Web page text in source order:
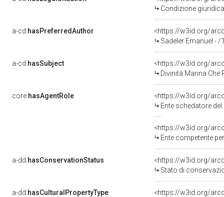
Condizione
a-cd:hasPreferredAuthor
<https://w3id.org/
Sadeler Emanuel - /
a-cd:hasSubject
<https://w3id.org/
Divinità Marina Che
core:hasAgentRole
<https://w3id.org/
Ente schedatore del
<https://w3id.org/
Ente competente
a-dd:hasConservationStatus
<https://w3id.org/
Stato di
a-dd:hasCulturalPropertyType
<https://w3id.org/